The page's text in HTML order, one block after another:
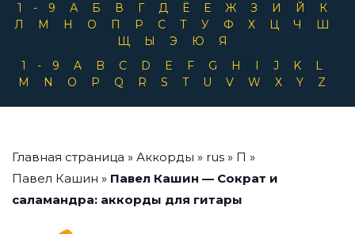
1-9 А Б В Г Д Ё Е Ж З И Й
К
Л
М Н О П Р С Т У Ф Х Ц Ч
Ш
Щ
Ы Э Ю
Я
1-9
A B C D E F G H I J K
L
M
N O P Q R S T U V W X Y Z
Главная страница » Аккорды » rus » П »
Павел Кашин » Павел Кашин — Сократ и
саламандра: аккорды для гитары